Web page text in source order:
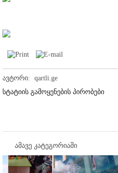
ავტორი:
qartli.ge
სტატიის გამოყენების პირობები
ამავე კატეგორიაში